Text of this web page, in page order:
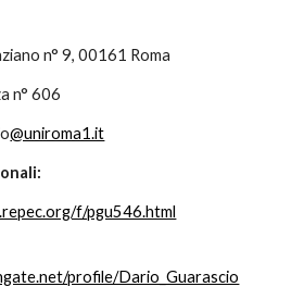
n° 9, 00161 Roma
n° 606
@uniroma1.it
f/pgu546.html
profile/Dario_Guarascio